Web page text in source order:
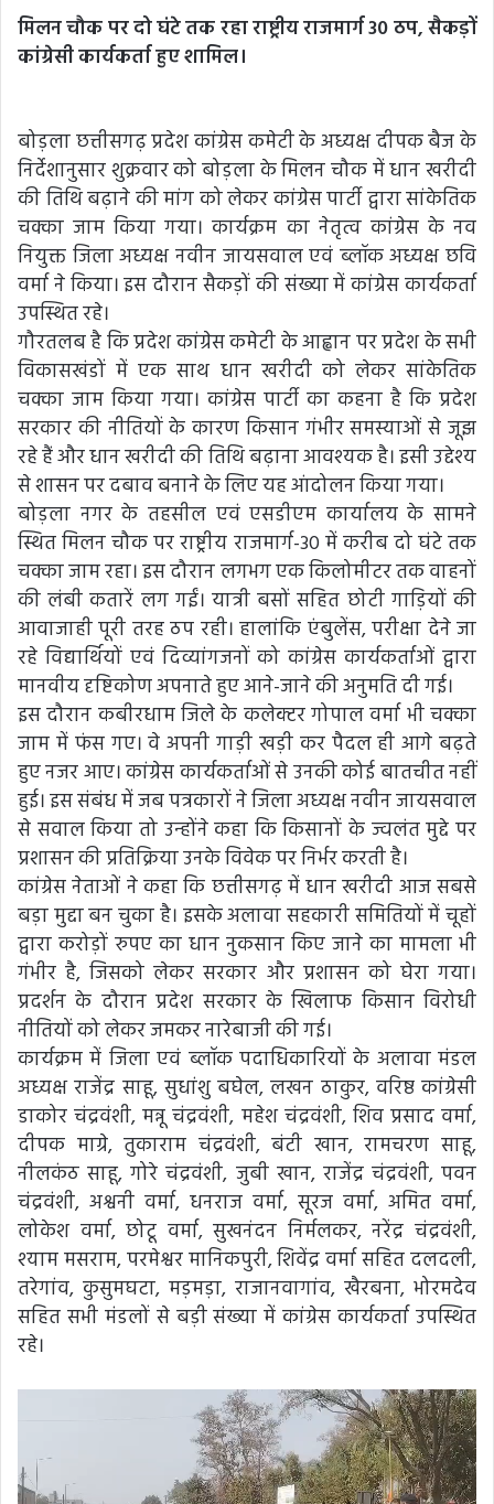
मिलन चौक पर दो घंटे तक रहा राष्ट्रीय राजमार्ग 30 ठप, सैकड़ों
कांग्रेसी कार्यकर्ता हुए शामिल।
बोड़ला छत्तीसगढ़ प्रदेश कांग्रेस कमेटी के अध्यक्ष दीपक बैज के
निर्देशानुसार शुक्रवार को बोड़ला के मिलन चौक में धान खरीदी
की तिथि बढ़ाने की मांग को लेकर कांग्रेस पार्टी द्वारा सांकेतिक
चक्का जाम किया गया। कार्यक्रम का नेतृत्व कांग्रेस के नव
नियुक्त जिला अध्यक्ष नवीन जायसवाल एवं ब्लॉक अध्यक्ष छवि
वर्मा ने किया। इस दौरान सैकड़ों की संख्या में कांग्रेस कार्यकर्ता
उपस्थित रहे।
गौरतलब है कि प्रदेश कांग्रेस कमेटी के आह्वान पर प्रदेश के सभी
विकासखंडों में एक साथ धान खरीदी को लेकर सांकेतिक
चक्का जाम किया गया। कांग्रेस पार्टी का कहना है कि प्रदेश
सरकार की नीतियों के कारण किसान गंभीर समस्याओं से जूझ
रहे हैं और धान खरीदी की तिथि बढ़ाना आवश्यक है। इसी उद्देश्य
से शासन पर दबाव बनाने के लिए यह आंदोलन किया गया।
बोड़ला नगर के तहसील एवं एसडीएम कार्यालय के सामने
स्थित मिलन चौक पर राष्ट्रीय राजमार्ग-30 में करीब दो घंटे तक
चक्का जाम रहा। इस दौरान लगभग एक किलोमीटर तक वाहनों
की लंबी कतारें लग गईं। यात्री बसों सहित छोटी गाड़ियों की
आवाजाही पूरी तरह ठप रही। हालांकि एंबुलेंस, परीक्षा देने जा
रहे विद्यार्थियों एवं दिव्यांगजनों को कांग्रेस कार्यकर्ताओं द्वारा
मानवीय दृष्टिकोण अपनाते हुए आने-जाने की अनुमति दी गई।
इस दौरान कबीरधाम जिले के कलेक्टर गोपाल वर्मा भी चक्का
जाम में फंस गए। वे अपनी गाड़ी खड़ी कर पैदल ही आगे बढ़ते
हुए नजर आए। कांग्रेस कार्यकर्ताओं से उनकी कोई बातचीत नहीं
हुई। इस संबंध में जब पत्रकारों ने जिला अध्यक्ष नवीन जायसवाल
से सवाल किया तो उन्होंने कहा कि किसानों के ज्वलंत मुद्दे पर
प्रशासन की प्रतिक्रिया उनके विवेक पर निर्भर करती है।
कांग्रेस नेताओं ने कहा कि छत्तीसगढ़ में धान खरीदी आज सबसे
बड़ा मुद्दा बन चुका है। इसके अलावा सहकारी समितियों में चूहों
द्वारा करोड़ों रुपए का धान नुकसान किए जाने का मामला भी
गंभीर है, जिसको लेकर सरकार और प्रशासन को घेरा गया।
प्रदर्शन के दौरान प्रदेश सरकार के खिलाफ किसान विरोधी
नीतियों को लेकर जमकर नारेबाजी की गई।
कार्यक्रम में जिला एवं ब्लॉक पदाधिकारियों के अलावा मंडल
अध्यक्ष राजेंद्र साहू, सुधांशु बघेल, लखन ठाकुर, वरिष्ठ कांग्रेसी
डाकोर चंद्रवंशी, मन्नू चंद्रवंशी, महेश चंद्रवंशी, शिव प्रसाद वर्मा,
दीपक माग्रे, तुकाराम चंद्रवंशी, बंटी खान, रामचरण साहू,
नीलकंठ साहू, गोरे चंद्रवंशी, जुबी खान, राजेंद्र चंद्रवंशी, पवन
चंद्रवंशी, अश्वनी वर्मा, धनराज वर्मा, सूरज वर्मा, अमित वर्मा,
लोकेश वर्मा, छोटू वर्मा, सुखनंदन निर्मलकर, नरेंद्र चंद्रवंशी,
श्याम मसराम, परमेश्वर मानिकपुरी, शिवेंद्र वर्मा सहित दलदली,
तरेगांव, कुसुमघटा, मड़मड़ा, राजानवागांव, खैरबना, भोरमदेव
सहित सभी मंडलों से बड़ी संख्या में कांग्रेस कार्यकर्ता उपस्थित
रहे।